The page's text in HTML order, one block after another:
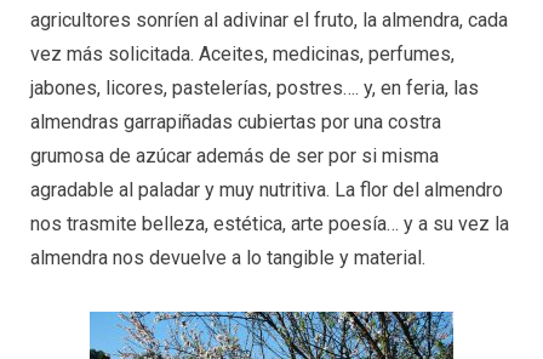
agricultores sonríen al adivinar el fruto, la almendra, cada
vez más solicitada. Aceites, medicinas, perfumes,
jabones, licores, pastelerías, postres…. y, en feria, las
almendras garrapiñadas cubiertas por una costra
grumosa de azúcar además de ser por si misma
agradable al paladar y muy nutritiva. La flor del almendro
nos trasmite belleza, estética, arte poesía… y a su vez la
almendra nos devuelve a lo tangible y material.